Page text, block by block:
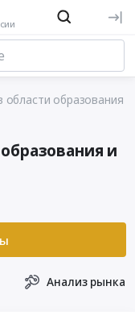
области образования
и
Анализ рынка